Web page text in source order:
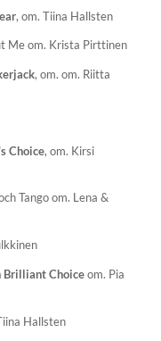
, om. Tiina Hallsten
Me om. Krista Pirttinen
, om. om. Riitta
Choice, om. Kirsi
Tango om. Lena &
Brilliant Choiceom. Pia
Hallsten